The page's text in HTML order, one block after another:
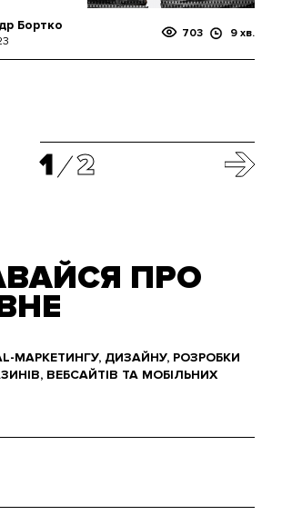
Бортко
703 9 хв.
1 2
ПРО
МАРКЕТИНГУ, ДИЗАЙНУ, РОЗРОБКИ
ВЕБСАЙТІВ ТА МОБІЛЬНИХ